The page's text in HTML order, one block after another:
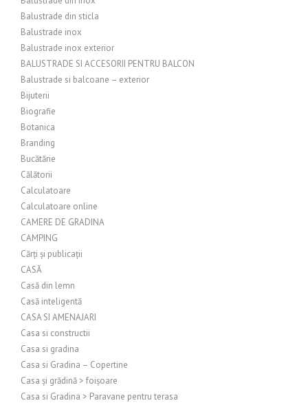
Balustrade din sticla
Balustrade inox
Balustrade inox exterior
BALUSTRADE SI ACCESORII PENTRU BALCON
Balustrade si balcoane – exterior
Bijuterii
Biografie
Botanica
Branding
Bucătărie
Călătorii
Calculatoare
Calculatoare online
CAMERE DE GRADINA
CAMPING
Cărți și publicații
CASĂ
Casă din lemn
Casă inteligentă
CASA SI AMENAJARI
Casa si constructii
Casa si gradina
Casa si Gradina – Copertine
Casa și grădină > foișoare
Casa si Gradina > Paravane pentru terasa